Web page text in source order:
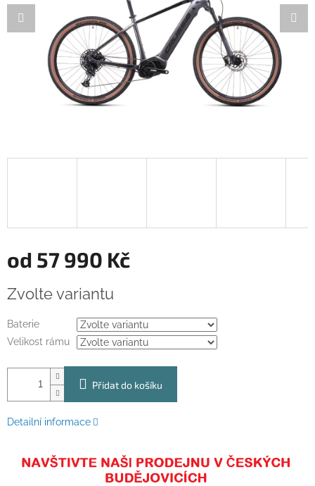
od 57 990 Kč
cena:
Zvolte variantu
Baterie
Velikost rámu
Přidat do košíku
Detailní informace